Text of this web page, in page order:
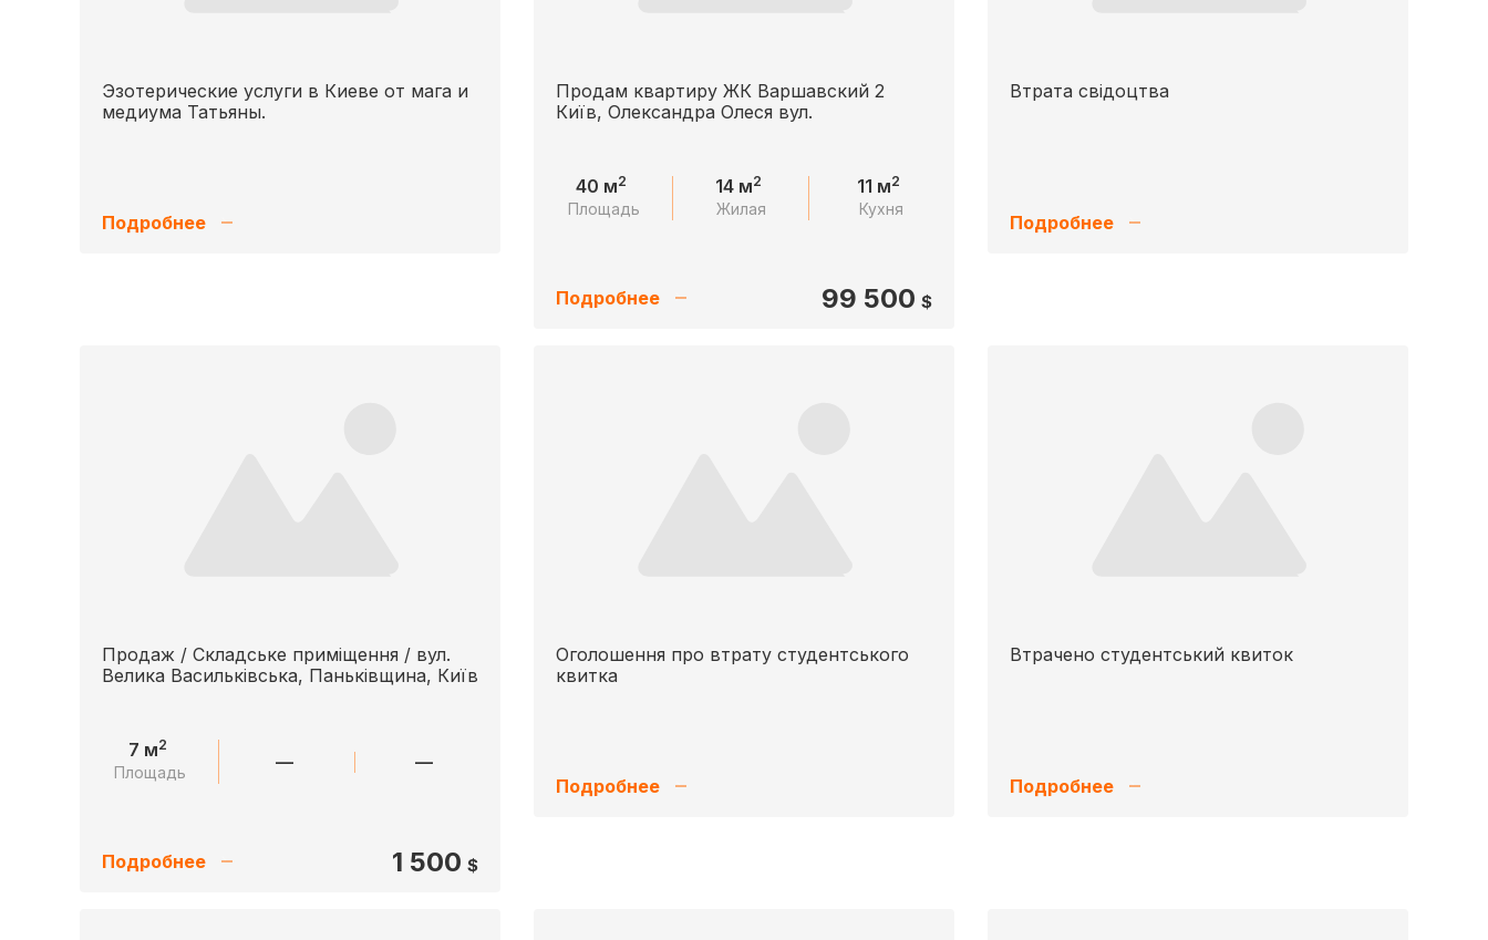
Эзотерические услуги в Киеве от мага и
медиума Татьяны.
Подробнее
Продам квартиру ЖК Варшавский 2
Київ, Олександра Олеся вул.
40 м2
Площадь
14 м2
Жилая
11 м2
Кухня
Подробнее 99 500 $
Втрата свідоцтва
Подробнее
Продаж / Складське приміщення / вул.
Велика Васильківська, Паньківщина, Київ
7 м2
Площадь — —
Подробнее 1 500 $
Оголошення про втрату студентського
квитка
Подробнее
Втрачено студентський квиток
Подробнее